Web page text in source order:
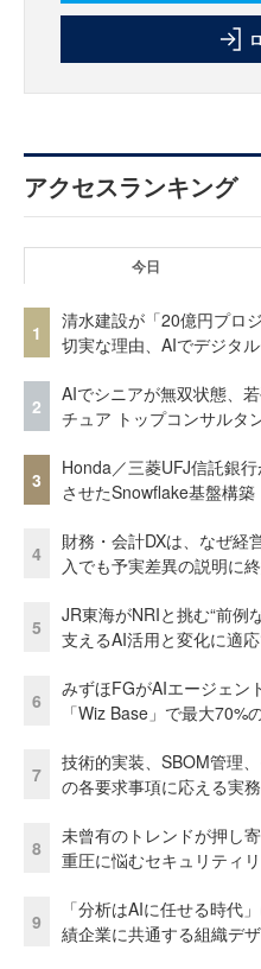
アクセスランキング
今日
1
清水建設が「20億円プロ
切実な理由、AIでデジタ
2
AIでシニアが無双状態、
チュア トップコンサルタ
3
Honda／三菱UFJ信託銀行
させたSnowflake基盤構築
4
財務・会計DXは、なぜ
入でも予実差異の説明に
5
JR東海がNRIと挑む“前
支えるAI活用と変化に適
6
みずほFGがAIエージェン
「Wiz Base」で最大70%
7
技術的実装、SBOM管理
の各要求事項に応える実
8
未曾有のトレンドが押し
重圧に悩むセキュリティ
9
「分析はAIに任せる時代
績企業に共通する組織デ